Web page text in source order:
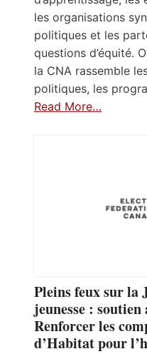
les organisations
politiques et les
questions d’équité.
la CNA rassemble
politiques, les
Read More…
Pleins feux sur la
jeunesse :
Renforcer les
d’Habitat pour